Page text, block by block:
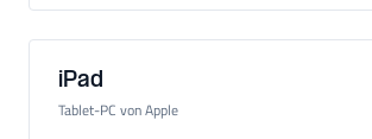
iPad
Tablet-PC von Apple